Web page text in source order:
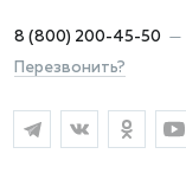
8 (800) 200-45-50 —
Перезвонить?